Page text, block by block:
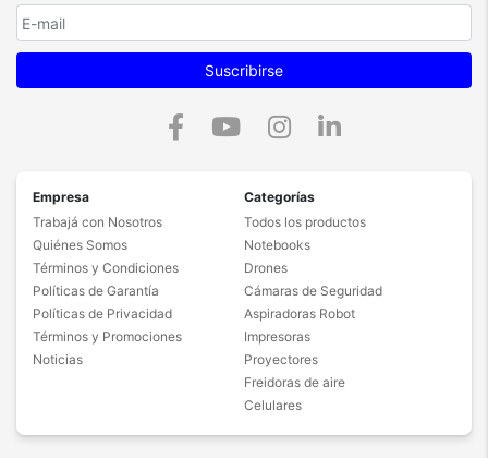
Tipo de autenticación: PAP
Protocolo APN: IPv4
Presionar nuevamente el botón de menú y
seleccionar ‘APN nuevo’ e ingresar los siguientes
datos:
Nombre: Movistar MMS
APN:mms.gprs.unifon.com.ar
Proxy: No definido
Puerto: No definido
Suscribirse
Empresa
Trabajá con Nosotros
Quiénes Somos
Términos y Condiciones
Políticas de Garantía
Políticas de Privacidad
Términos y Promociones
Noticias
Categorías
Todos los productos
Notebooks
Drones
Cámaras de Seguridad
Aspiradoras Robot
Impresoras
Proyectores
Freidoras de aire
Celulares